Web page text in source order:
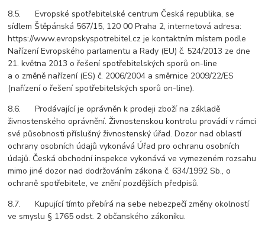
8.5. Evropské spotřebitelské centrum Česká republika, se
sídlem Štěpánská 567/15, 120 00 Praha 2, internetová adresa:
https://www.evropskyspotrebitel.cz je kontaktním místem podle
Nařízení Evropského parlamentu a Rady (EU) č. 524/2013 ze dne
21. května 2013 o řešení spotřebitelských sporů on-line
a o změně nařízení (ES) č. 2006/2004 a směrnice 2009/22/ES
(nařízení o řešení spotřebitelských sporů on-line).
8.6. Prodávající je oprávněn k prodeji zboží na základě
živnostenského oprávnění. Živnostenskou kontrolu provádí v rámci
své působnosti příslušný živnostenský úřad. Dozor nad oblastí
ochrany osobních údajů vykonává Úřad pro ochranu osobních
údajů. Česká obchodní inspekce vykonává ve vymezeném rozsahu
mimo jiné dozor nad dodržováním zákona č. 634/1992 Sb., o
ochraně spotřebitele, ve znění pozdějších předpisů.
8.7. Kupující tímto přebírá na sebe nebezpečí změny okolností
ve smyslu § 1765 odst. 2 občanského zákoníku.